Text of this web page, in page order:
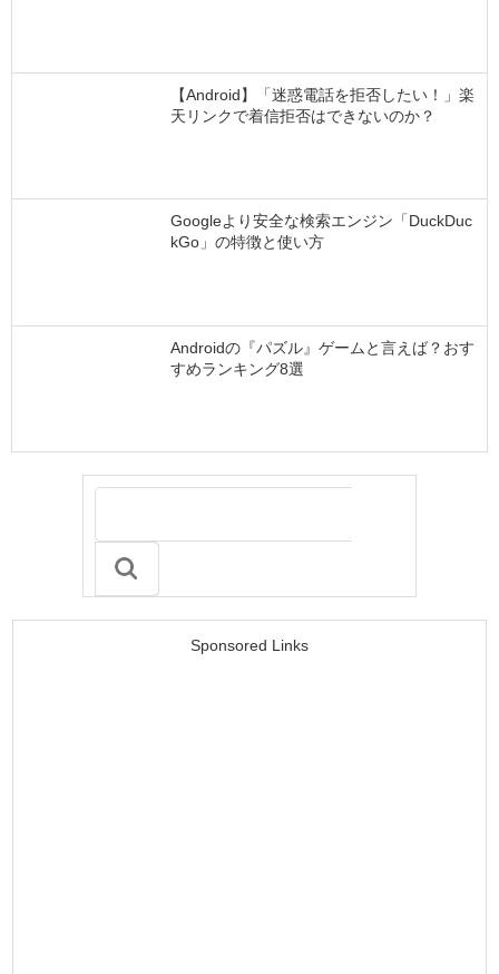
【Android】「迷惑電話を拒否したい！」楽
天リンクで着信拒否はできないのか？
Googleより安全な検索エンジン「DuckDuc
kGo」の特徴と使い方
Androidの『パズル』ゲームと言えば？おす
すめランキング8選
Sponsored Links